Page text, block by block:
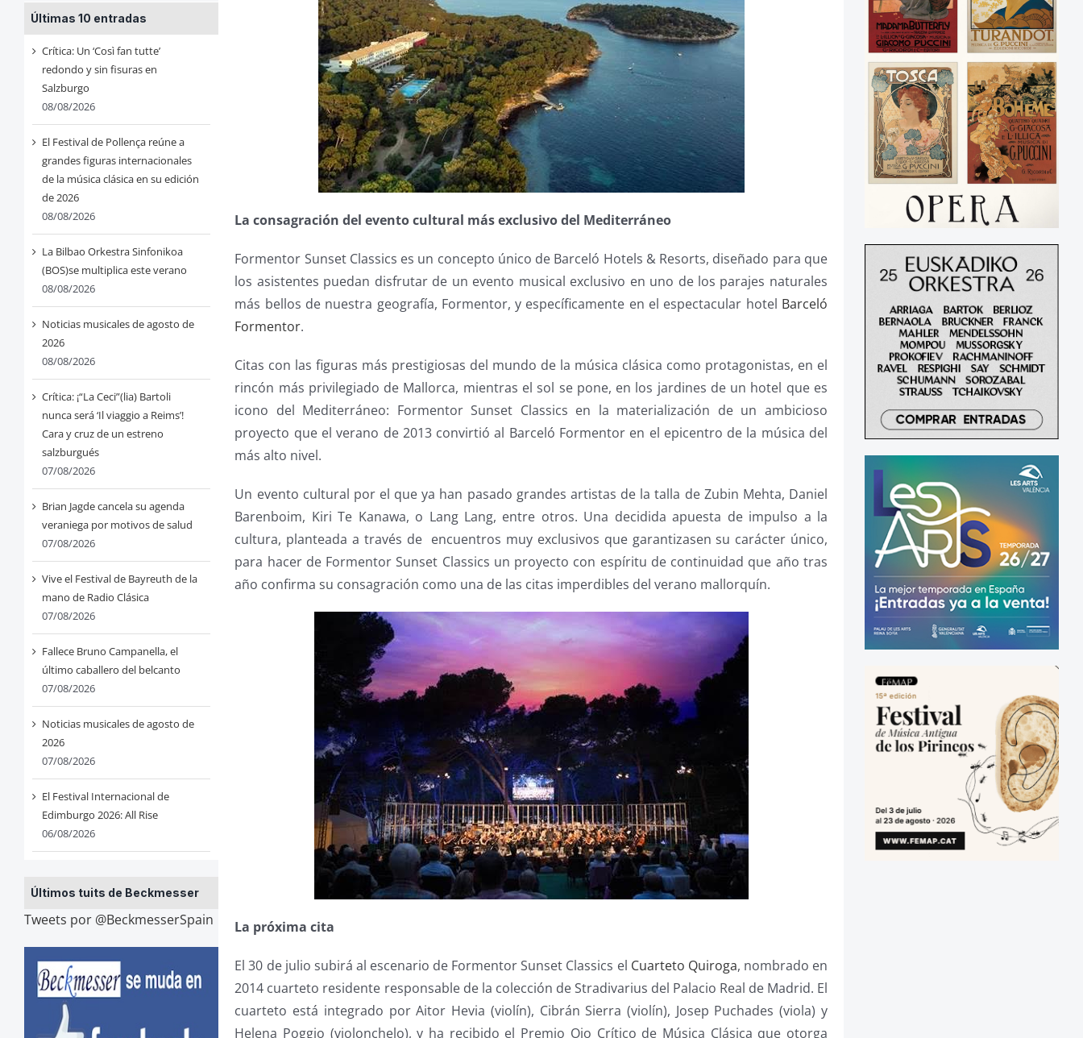
Últimas 10 entradas
Crítica: Un ‘Così fan tutte’
redondo y sin fisuras en
Salzburgo
08/08/2026
El Festival de Pollença reúne a
grandes figuras internacionales
de la música clásica en su edición
de 2026
08/08/2026
La Bilbao Orkestra Sinfonikoa
(BOS)se multiplica este verano
08/08/2026
Noticias musicales de agosto de
2026
08/08/2026
Crítica: ¡“La Ceci”(lia) Bartoli
nunca será ‘Il viaggio a Reims’!
Cara y cruz de un estreno
salzburgués
07/08/2026
Brian Jagde cancela su agenda
veraniega por motivos de salud
07/08/2026
Vive el Festival de Bayreuth de la
mano de Radio Clásica
07/08/2026
Fallece Bruno Campanella, el
último caballero del belcanto
07/08/2026
Noticias musicales de agosto de
2026
07/08/2026
El Festival Internacional de
Edimburgo 2026: All Rise
06/08/2026
Últimos tuits de Beckmesser
Tweets por @BeckmesserSpain
La consagración del evento cultural más exclusivo del Mediterráneo
Formentor Sunset Classics es un concepto único de Barceló Hotels & Resorts, diseñado para que
los asistentes puedan disfrutar de un evento musical exclusivo en uno de los parajes naturales
más bellos de nuestra geografía, Formentor, y específicamente en el espectacular hotel Barceló
Formentor.
Citas con las figuras más prestigiosas del mundo de la música clásica como protagonistas, en el
rincón más privilegiado de Mallorca, mientras el sol se pone, en los jardines de un hotel que es
icono del Mediterráneo: Formentor Sunset Classics en la materialización de un ambicioso
proyecto que el verano de 2013 convirtió al Barceló Formentor en el epicentro de la música del
más alto nivel.
Un evento cultural por el que ya han pasado grandes artistas de la talla de Zubin Mehta, Daniel
Barenboim, Kiri Te Kanawa, o Lang Lang, entre otros. Una decidida apuesta de impulso a la
cultura, planteada a través de encuentros muy exclusivos que garantizasen su carácter único,
para hacer de Formentor Sunset Classics un proyecto con espíritu de continuidad que año tras
año confirma su consagración como una de las citas imperdibles del verano mallorquín.
La próxima cita
El 30 de julio subirá al escenario de Formentor Sunset Classics el Cuarteto Quiroga, nombrado en
2014 cuarteto residente responsable de la colección de Stradivarius del Palacio Real de Madrid. El
cuarteto está integrado por Aitor Hevia (violín), Cibrán Sierra (violín), Josep Puchades (viola) y
Helena Poggio (violonchelo), y ha recibido el Premio Ojo Crítico de Música Clásica que otorga